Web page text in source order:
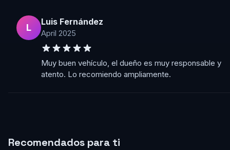
L
Luis Fernández
April 2025
Muy buen vehículo, el dueño es muy responsable y
atento. Lo recomiendo ampliamente.
Recomendados para ti